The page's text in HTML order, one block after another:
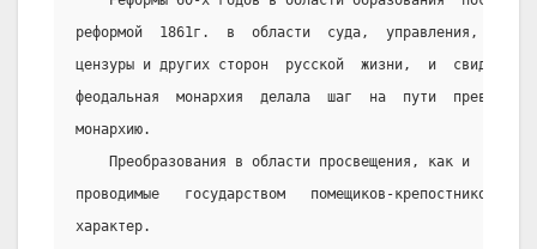
реформой  1861г.  в  области  суда,  управления,
цензуры и других сторон  русской  жизни,  и
феодальная  монархия  делала  шаг  на  пути
монархию.
Преобразования в области просвещения, как и  все
проводимые   государством   помещиков-крепостников,
характер.